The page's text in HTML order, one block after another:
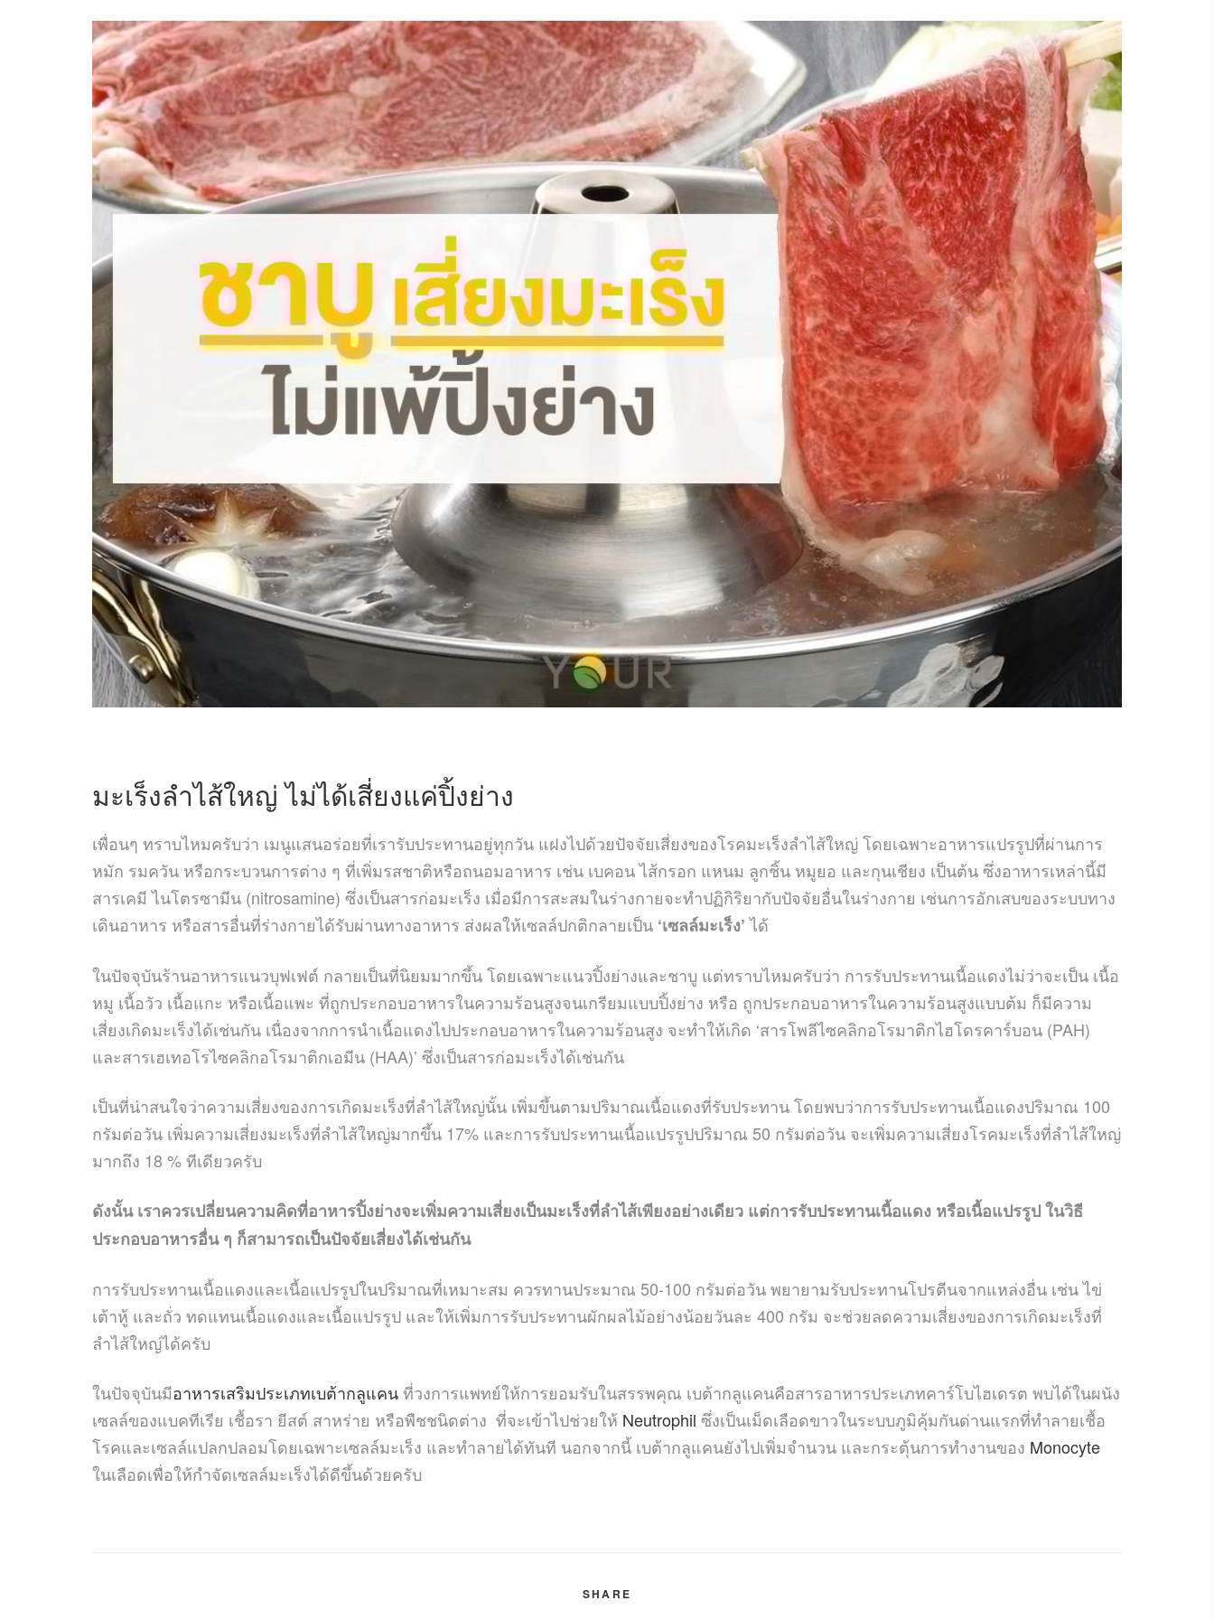
มะเร็งลำไส้ใหญ่ ไม่ได้เสี่ยงแค่ปิ้งย่าง
เพื่อนๆ ทราบไหมครับว่า เมนูแสนอร่อยที่เรารับประทานอยู่ทุกวัน แฝงไปด้วยปัจจัยเสี่ยงของโรคมะเร็งลำไส้ใหญ่ โดยเฉพาะอาหารแปรรูปที่ผ่านการ
หมัก รมควัน หรือกระบวนการต่าง ๆ ที่เพิ่มรสชาติหรือถนอมอาหาร เช่น เบคอน ไส้กรอก แหนม ลูกชิ้น หมูยอ และกุนเชียง เป็นต้น ซึ่งอาหารเหล่านี้มี
สารเคมี ไนโตรซามีน (nitrosamine) ซึ่งเป็นสารก่อมะเร็ง เมื่อมีการสะสมในร่างกายจะทำปฏิกิริยากับปัจจัยอื่นในร่างกาย เช่นการอักเสบของระบบทาง
เดินอาหาร หรือสารอื่นที่ร่างกายได้รับผ่านทางอาหาร ส่งผลให้เซลล์ปกติกลายเป็น ‘เซลล์มะเร็ง’ได้
ในปัจจุบันร้านอาหารแนวบุฟเฟต์ กลายเป็นที่นิยมมากขึ้น โดยเฉพาะแนวปิ้งย่างและชาบู แต่ทราบไหมครับว่า การรับประทานเนื้อแดงไม่ว่าจะเป็น เนื้อ
หมู เนื้อวัว เนื้อแกะ หรือเนื้อแพะ ที่ถูกประกอบอาหารในความร้อนสูงจนเกรียมแบบปิ้งย่าง หรือ ถูกประกอบอาหารในความร้อนสูงแบบต้ม ก็มีความ
เสี่ยงเกิดมะเร็งได้เช่นกัน เนื่องจากการนำเนื้อแดงไปประกอบอาหารในความร้อนสูง จะทำให้เกิด ‘สารโพลีไซคลิกอโรมาติกไฮโดรคาร์บอน (PAH)
และสารเฮเทอโรไซคลิกอโรมาติกเอมีน (HAA)’ ซึ่งเป็นสารก่อมะเร็งได้เช่นกัน
เป็นที่น่าสนใจว่าความเสี่ยงของการเกิดมะเร็งที่ลำไส้ใหญ่นั้น เพิ่มขึ้นตามปริมาณเนื้อแดงที่รับประทาน โดยพบว่าการรับประทานเนื้อแดงปริมาณ 100
กรัมต่อวัน เพิ่มความเสี่ยงมะเร็งที่ลำไส้ใหญ่มากขึ้น 17% และการรับประทานเนื้อแปรรูปปริมาณ 50 กรัมต่อวัน จะเพิ่มความเสี่ยงโรคมะเร็งที่ลำไส้ใหญ่
มากถึง 18 % ทีเดียวครับ
ดังนั้น เราควรเปลี่ยนความคิดที่อาหารปิ้งย่างจะเพิ่มความเสี่ยงเป็นมะเร็งที่ลำไส้เพียงอย่างเดียว แต่การรับประทานเนื้อแดง หรือเนื้อแปรรูป ในวิธี
ประกอบอาหารอื่น ๆ ก็สามารถเป็นปัจจัยเสี่ยงได้เช่นกัน
การรับประทานเนื้อแดงและเนื้อแปรรูปในปริมาณที่เหมาะสม ควรทานประมาณ 50-100 กรัมต่อวัน พยายามรับประทานโปรตีนจากแหล่งอื่น เช่น ไข่
เต้าหู้ และถั่ว ทดแทนเนื้อแดงและเนื้อแปรรูป และให้เพิ่มการรับประทานผักผลไม้อย่างน้อยวันละ 400 กรัม จะช่วยลดความเสี่ยงของการเกิดมะเร็งที่
ลำไส้ใหญ่ได้ครับ
ในปัจจุบันมีอาหารเสริมประเภทเบต้ากลูแคนที่วงการแพทย์ให้การยอมรับในสรรพคุณ เบต้ากลูแคนคือสารอาหารประเภทคาร์โบไฮเดรต พบได้ในผนัง
เซลล์ของแบคทีเรีย เชื้อรา ยีสต์ สาหร่าย หรือพืชชนิดต่าง ที่จะเข้าไปช่วยให้ Neutrophil ซึ่งเป็นเม็ดเลือดขาวในระบบภูมิคุ้มกันด่านแรกที่ทำลายเชื้อ
โรคและเซลล์แปลกปลอมโดยเฉพาะเซลล์มะเร็ง และทำลายได้ทันที นอกจากนี้ เบต้ากลูแคนยังไปเพิ่มจำนวน และกระตุ้นการทำงานของ Monocyte
ในเลือดเพื่อให้กำจัดเซลล์มะเร็งได้ดีขึ้นด้วยครับ
SHARE